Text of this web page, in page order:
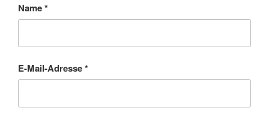
Name*
E-Mail-Adresse*